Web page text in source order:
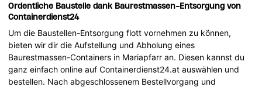
Ordentliche Baustelle dank Baurestmassen-Entsorgung von
Containerdienst24
Um die Baustellen-Entsorgung flott vornehmen zu können,
bieten wir dir die Aufstellung und Abholung eines
Baurestmassen-Containers in Mariapfarr an. Diesen kannst du
ganz einfach online auf Containerdienst24.at auswählen und
bestellen. Nach abgeschlossenem Bestellvorgang und